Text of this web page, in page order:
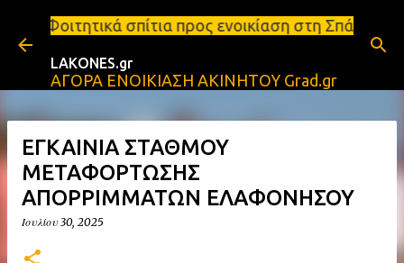
Μετάβαση στο κύριο περιεχόμενο
σπίτια προς ενοικίαση στη Σπάρτη Ενοικιάσεις
LAKONES.gr
ΑΓΟΡΑ ΕΝΟΙΚΙΑΣΗ ΑΚΙΝΗΤΟΥ Grad.gr
ΕΓΚΑΙΝΙΑ ΣΤΑΘΜΟΥ
ΜΕΤΑΦΟΡΤΩΣΗΣ
ΑΠΟΡΡΙΜΜΑΤΩΝ ΕΛΑΦΟΝΗΣΟΥ
Ιουλίου 30, 2025